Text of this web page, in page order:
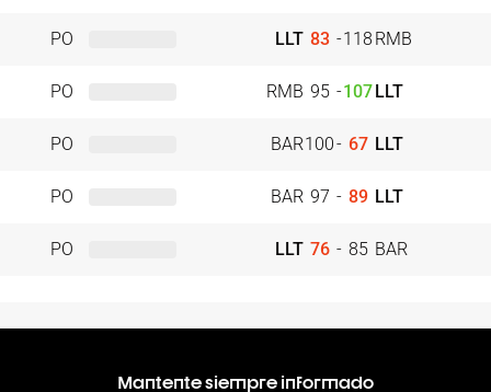
PO LLT 83 -118 RMB
PO RMB 95 -107LLT
PO BAR100- 67 LLT
PO BAR 97 - 89 LLT
PO LLT 76 - 85 BAR
Mantente siempre informado